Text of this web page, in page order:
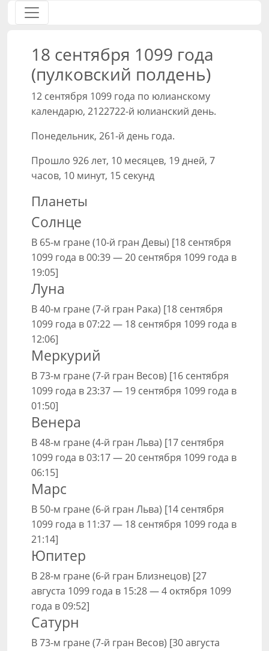
18 сентября 1099 года
(пулковский полдень)
12 сентября 1099 года по юлианскому
календарю, 2122722-й юлианский день.
Понедельник, 261-й день года.
Прошло 926 лет, 10 месяцев, 19 дней, 7
часов, 10 минут, 15 секунд
Планеты
Солнце
В 65-м гране (10-й гран Девы) [18 сентября
1099 года в 00:39 — 20 сентября 1099 года в
19:05]
Луна
В 40-м гране (7-й гран Рака) [18 сентября
1099 года в 07:22 — 18 сентября 1099 года в
12:06]
Меркурий
В 73-м гране (7-й гран Весов) [16 сентября
1099 года в 23:37 — 19 сентября 1099 года в
01:50]
Венера
В 48-м гране (4-й гран Льва) [17 сентября
1099 года в 03:17 — 20 сентября 1099 года в
06:15]
Марс
В 50-м гране (6-й гран Льва) [14 сентября
1099 года в 11:37 — 18 сентября 1099 года в
21:14]
Юпитер
В 28-м гране (6-й гран Близнецов) [27
августа 1099 года в 15:28 — 4 октября 1099
года в 09:52]
Сатурн
В 73-м гране (7-й гран Весов) [30 августа